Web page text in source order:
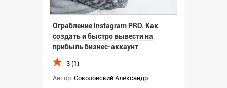
Ограбление Instagram PRO. Как
создать и быстро вывести на
прибыль бизнес-аккаунт
3 (1)
Автор: Соколовский Александр